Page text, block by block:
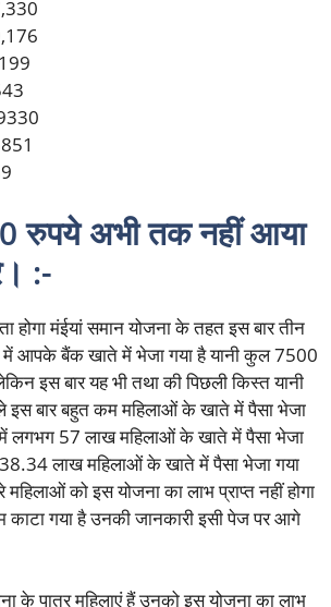
रुपये अभी तक नहीं आया
:-
मंईयां समान योजना के तहत इस बार तीन
में आपके बैंक खाते में भेजा गया है यानी कुल 7500
इस बार यह भी तथा की पिछली किस्त यानी
इस बार बहुत कम महिलाओं के खाते मेंपैसा भेजा
में लगभग 57 लाख महिलाओं के खाते में पैसा भेजा
लाख महिलाओं के खाते में पैसा भेजा गया
को इस योजना का लाभ प्राप्त नहीं होगा
काटा गया है उनकी जानकारी इसी पेज पर आगे
के पात्र महिलाएं हैं उनको इस योजना का लाभ